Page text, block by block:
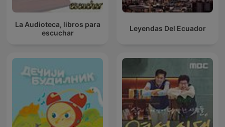
La Audioteca, libros para
escuchar
Leyendas Del Ecuador